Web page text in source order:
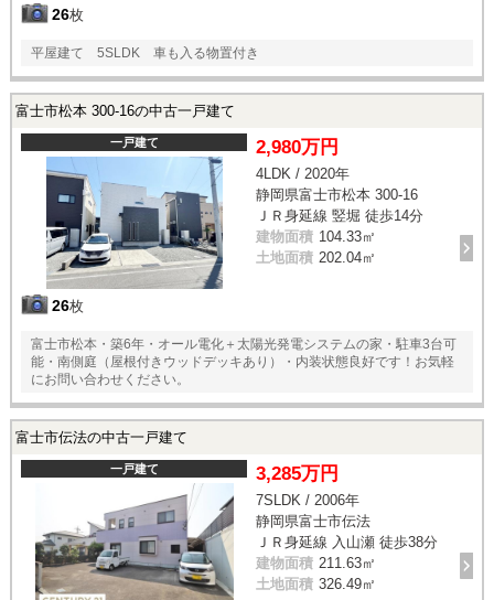
26枚
平屋建て 5SLDK 車も入る物置付き
富士市松本 300-16の中古一戸建て
一戸建て
26枚
2,980万円
4LDK / 2020年
静岡県富士市松本 300-16
ＪＲ身延線 竪堀 徒歩14分
建物面積 104.33㎡
土地面積 202.04㎡
富士市松本・築6年・オール電化＋太陽光発電システムの家・駐車3台可
能・南側庭（屋根付きウッドデッキあり）・内装状態良好です！お気軽
にお問い合わせください。
富士市伝法の中古一戸建て
一戸建て 3,285万円
7SLDK / 2006年
静岡県富士市伝法
ＪＲ身延線 入山瀬 徒歩38分
建物面積 211.63㎡
土地面積 326.49㎡